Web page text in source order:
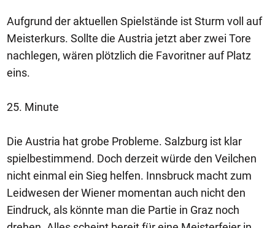
Aufgrund der aktuellen Spielstände ist Sturm voll auf
Meisterkurs. Sollte die Austria jetzt aber zwei Tore
nachlegen, wären plötzlich die Favoritner auf Platz
eins.
25. Minute
Die Austria hat grobe Probleme. Salzburg ist klar
spielbestimmend. Doch derzeit würde den Veilchen
nicht einmal ein Sieg helfen. Innsbruck macht zum
Leidwesen der Wiener momentan auch nicht den
Eindruck, als könnte man die Partie in Graz noch